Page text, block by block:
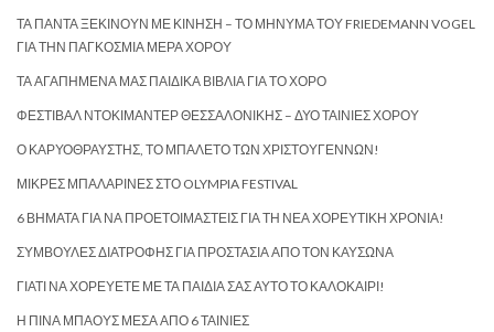
ΤΑ ΠΆΝΤΑ ΞΕΚΙΝΟΎΝ ΜΕ ΚΊΝΗΣΗ – ΤΟ ΜΉΝΥΜΑ ΤΟΥ FRIEDEMANN VOGEL
ΓΙΑ ΤΗΝ ΠΑΓΚΌΣΜΙΑ ΜΈΡΑ ΧΟΡΟΎ
ΤΑ ΑΓΑΠΗΜΈΝΑ ΜΑΣ ΠΑΙΔΙΚΆ ΒΙΒΛΊΑ ΓΙΑ ΤΟ ΧΟΡΌ
ΦΕΣΤΙΒΆΛ ΝΤΟΚΙΜΑΝΤΈΡ ΘΕΣΣΑΛΟΝΊΚΗΣ – ΔΎΟ ΤΑΙΝΊΕΣ ΧΟΡΟΎ
Ο ΚΑΡΥΟΘΡΑΎΣΤΗΣ, ΤΟ ΜΠΑΛΈΤΟ ΤΩΝ ΧΡΙΣΤΟΥΓΈΝΝΩΝ!
ΜΙΚΡΈΣ ΜΠΑΛΑΡΊΝΕΣ ΣΤΟ OLYMPIA FESTIVAL
6 ΒΉΜΑΤΑ ΓΙΑ ΝΑ ΠΡΟΕΤΟΙΜΑΣΤΕΊΣ ΓΙΑ ΤΗ ΝΈΑ ΧΟΡΕΥΤΙΚΉ ΧΡΟΝΙΆ!
ΣΥΜΒΟΥΛΈΣ ΔΙΑΤΡΟΦΉΣ ΓΙΑ ΠΡΟΣΤΑΣΊΑ ΑΠΌ ΤΟΝ ΚΑΎΣΩΝΑ
ΓΙΑΤΊ ΝΑ ΧΟΡΕΎΕΤΕ ΜΕ ΤΑ ΠΑΙΔΙΆ ΣΑΣ ΑΥΤΌ ΤΟ ΚΑΛΟΚΑΊΡΙ!
Η ΠΊΝΑ ΜΠΆΟΥΣ ΜΈΣΑ ΑΠΌ 6 ΤΑΙΝΊΕΣ